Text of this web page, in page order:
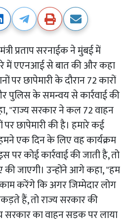
प्रताप सरनाईक ने मुंबई में
में एएनआई से बात की और कहा
पर छापेमारी के दौरान 72 कारों
के समन्वय से कार्रवाई की
"राज्य सरकार ने कल 72 वाहन
छापेमारी की है। हमारे कई
एक दिन के लिए वह कार्यक्रम
कोई कार्रवाई की जाती है, तो
जाएगी। उन्होंने आगे कहा, "हम
करेंगे कि अगर जिम्मेदार लोग
हैं, तो राज्य सरकार की
सरकार का वाहन सड़क पर लाया